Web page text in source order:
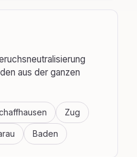
aus der ganzen
Zug
Baden